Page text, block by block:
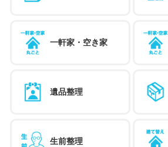
一軒家・空き家
遺品整理
生前整理